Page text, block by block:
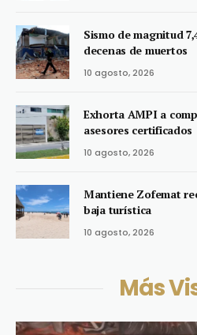
Sismo de magnitud
decenas de muertos
10 agosto, 2026
Exhorta AMPI a
asesores certificados
10 agosto, 2026
Mantiene Zofemat
baja turística
10 agosto, 2026
Más